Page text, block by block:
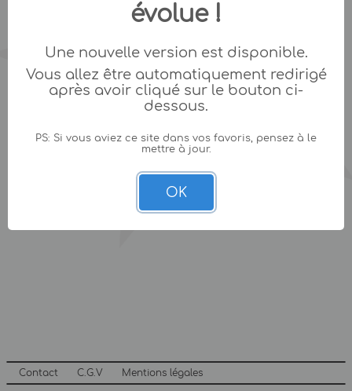
Contact C.G.V Mentions légales
évolue !
Une nouvelle version est disponible.
Vous allez être automatiquement redirigé
après avoir cliqué sur le bouton ci-
dessous.
PS: Si vous aviez ce site dans vos favoris, pensez à le
mettre à jour.
OK